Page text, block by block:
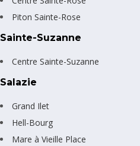
Piton Sainte-Rose
Sainte-Suzanne
Centre Sainte-Suzanne
Salazie
Grand Ilet
Hell-Bourg
Mare à Vieille Place